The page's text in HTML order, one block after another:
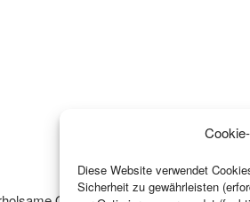
Diese Website verwendet
Sicherheit zu gewährleisten